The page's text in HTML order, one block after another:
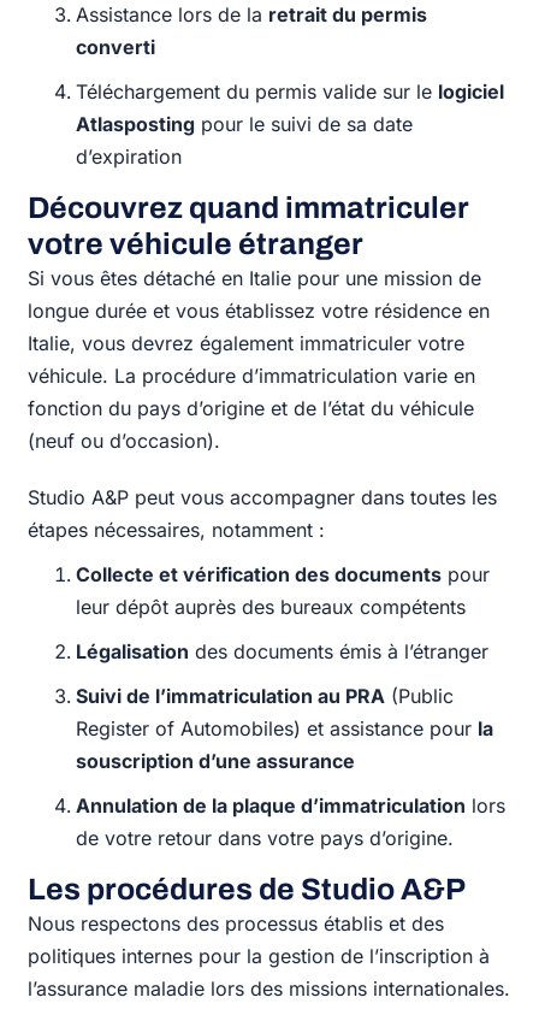
Assistance lors de la retrait du permis
converti
Téléchargement du permis valide sur le logiciel
Atlasposting pour le suivi de sa date
d’expiration
Découvrez quand immatriculer
votre véhicule étranger
Si vous êtes détaché en Italie pour une mission de
longue durée et vous établissez votre résidence en
Italie, vous devrez également immatriculer votre
véhicule. La procédure d’immatriculation varie en
fonction du pays d’origine et de l’état du véhicule
(neuf ou d’occasion).
Studio A&P peut vous accompagner dans toutes les
étapes nécessaires, notamment :
Collecte et vérification des documents pour
leur dépôt auprès des bureaux compétents
Légalisation des documents émis à l’étranger
Suivi de l’immatriculation au PRA (Public
Register of Automobiles) et assistance pour la
souscription d’une assurance
Annulation de la plaque d’immatriculation lors
de votre retour dans votre pays d’origine.
Les procédures de Studio A&P
Nous respectons des processus établis et des
politiques internes pour la gestion de l’inscription à
l’assurance maladie lors des missions internationales.